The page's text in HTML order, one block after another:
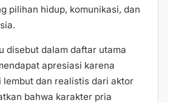
pilihan hidup, komunikasi, dan
disebut dalam daftar utama
apresiasi karena
lembut dan realistis dari aktor
bahwa karakter pria